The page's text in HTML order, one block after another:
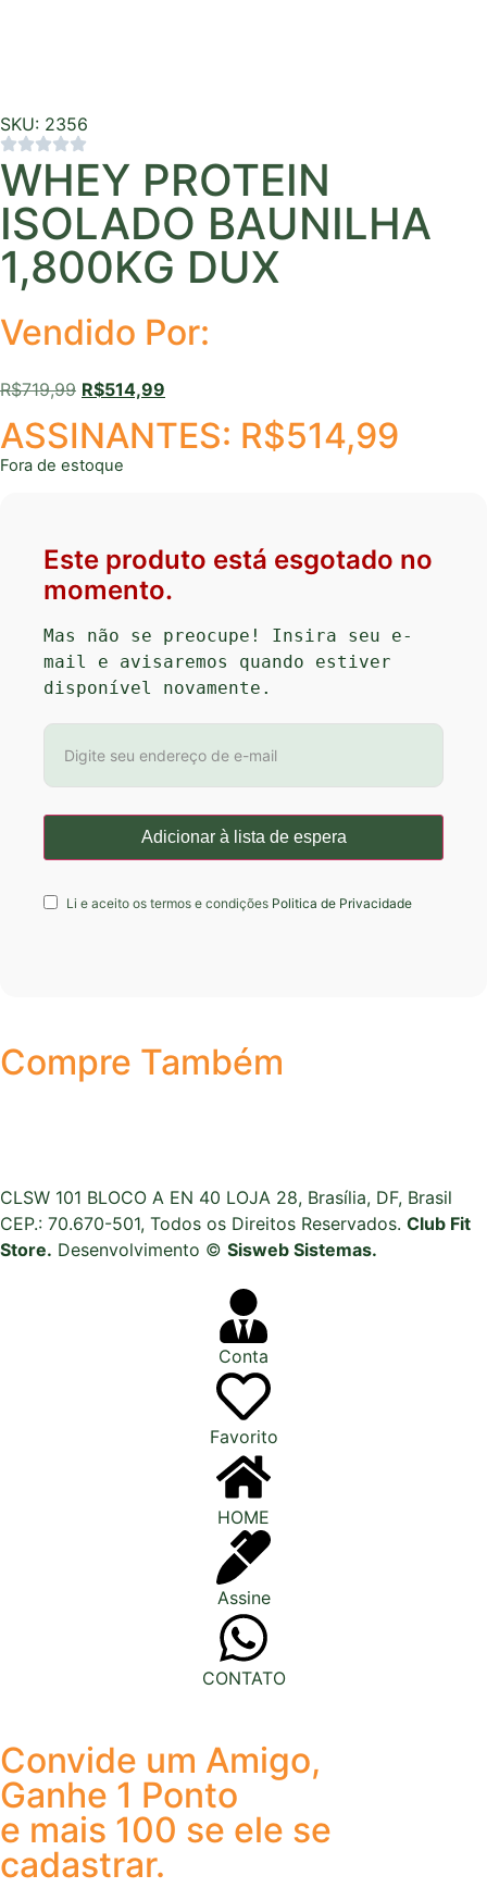
SKU: 2356
WHEY PROTEIN
ISOLADO BAUNILHA
1,800KG DUX
Vendido Por:
R$719,99 R$514,99
ASSINANTES: R$514,99
Fora de estoque
Este produto está esgotado no
momento.
Mas não se preocupe! Insira seu e-
mail e avisaremos quando estiver
disponível novamente.
Li e aceito os termos e condições Politica de Privacidade
Compre Também
CLSW 101 BLOCO A EN 40 LOJA 28, Brasília, DF, Brasil
CEP.: 70.670-501, Todos os Direitos Reservados. Club Fit
Store. Desenvolvimento © Sisweb Sistemas.
Conta
Favorito
HOME
Assine
CONTATO
Convide um Amigo,
Ganhe 1 Ponto
e mais 100 se ele se
cadastrar.